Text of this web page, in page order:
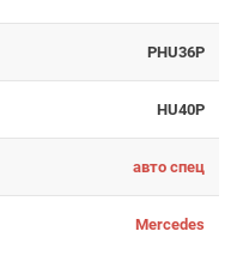
PHU36P
HU40P
авто спец
Mercedes